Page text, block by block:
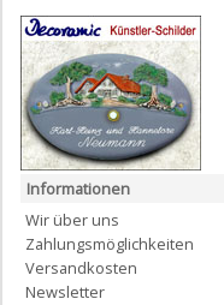
Informationen
Wir über uns
Zahlungsmöglichkeiten
Versandkosten
Newsletter